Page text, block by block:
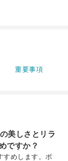
重要事項
美しさとリラ
ですか？
すめします。ポ